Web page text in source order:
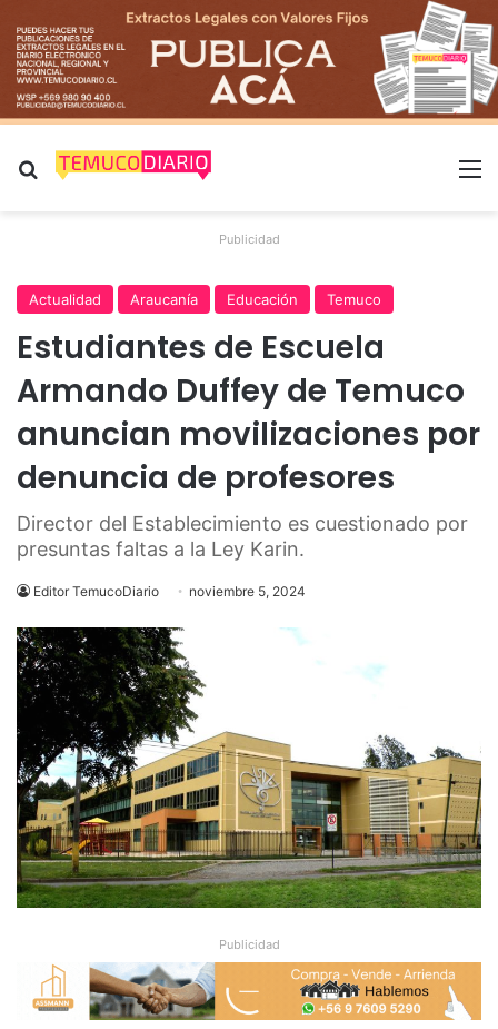
Buscar por
Publicidad
Actualidad Araucanía Educación Temuco
Estudiantes de Escuela
Armando Duffey de Temuco
anuncian movilizaciones por
denuncia de profesores
Director del Establecimiento es cuestionado por
presuntas faltas a la Ley Karin.
Editor TemucoDiario noviembre 5, 2024
Publicidad